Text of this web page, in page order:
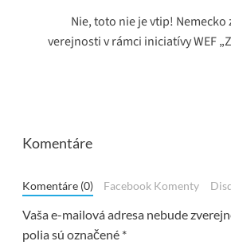
Nie, toto nie je vtip! Nemecko
verejnosti v rámci iniciatívy WEF
Komentáre
Komentáre (0) Facebook Komenty
Vaša e-mailová adresa nebude
polia sú označené *